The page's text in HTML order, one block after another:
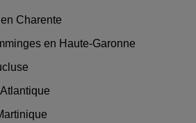
Charente
en Haute-Garonne